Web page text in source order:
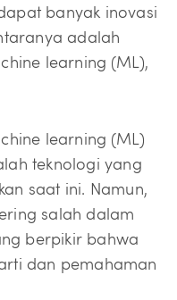
banyak inovasi
adalah
learning (ML),
learning (ML)
teknologi yang
saat ini. Namun,
salah dalam
berpikir bahwa
dan pemahaman